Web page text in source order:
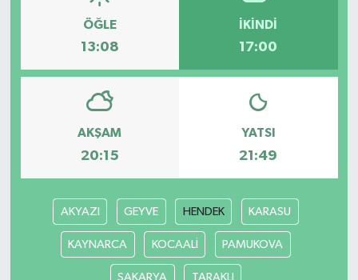
ÖĞLE
13:08
İKINDI
17:00
AKŞAM
20:15
YATSI
21:49
AKYAZI GEYVE HENDEK KARASU
KAYNARCA KOCAALİ PAMUKOVA
SAKARYA TARAKLI